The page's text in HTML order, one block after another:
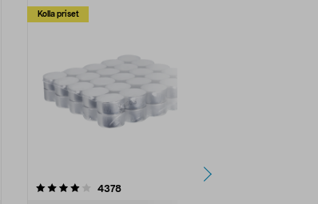
Kolla priset
4378recensioner
4.5av 5 stjärnor